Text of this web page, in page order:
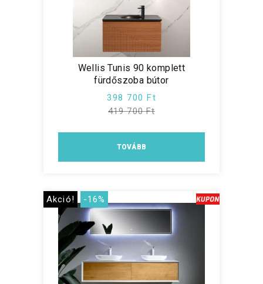
Wellis Tunis 90 komplett
fürdőszoba bútor
398 700 Ft
419 700 Ft
TOVÁBB
Akció! -16%